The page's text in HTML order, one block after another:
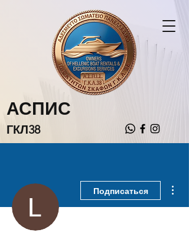
АСПИС
ГКЛ38
Подписаться